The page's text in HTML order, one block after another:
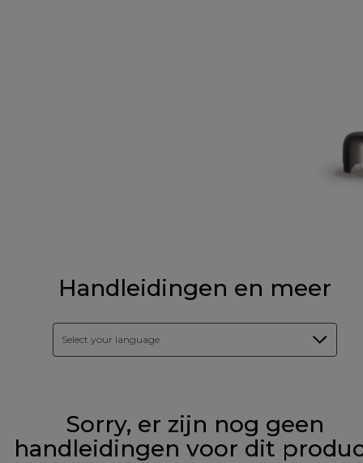
Handleidingen en meer
Select your language
Sorry, er zijn nog geen
handleidingen voor dit